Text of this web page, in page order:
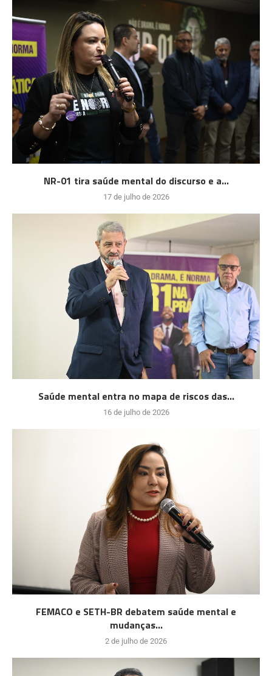
NR-01 tira saúde mental do discurso e a...
17 de julho de 2026
Saúde mental entra no mapa de riscos das...
16 de julho de 2026
FEMACO e SETH-BR debatem saúde mental e
mudanças...
2 de julho de 2026